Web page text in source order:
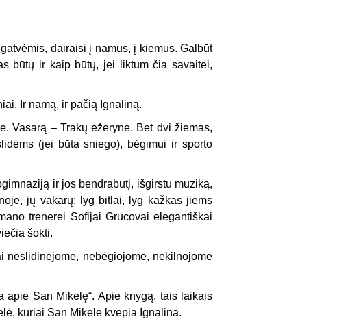
dairaisi į namus, į kiemus. Galbūt
būtų ir kaip būtų, jei liktum čia savaitei,
Ir namą, ir pačią Ignaliną.
Vasarą – Trakų ežeryne. Bet dvi žiemas,
(jei būta sniego), bėgimui ir sporto
ir jos bendrabutį, išgirstu muziką,
jų vakarų: lyg bitlai, lyg kažkas jiems
trenerei Sofijai Grucovai elegantiškai
šokti.
nebėgiojome, nekilnojome
apie San Mikelę“. Apie knygą, tais laikais
kuriai San Mikelė kvepia Ignalina.